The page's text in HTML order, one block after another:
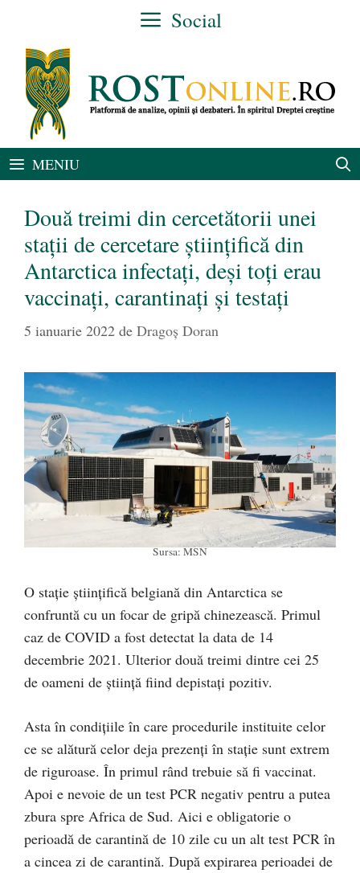
conținut
Social
MENIU
Două treimi din cercetătorii unei
stații de cercetare științifică din
Antarctica infectați, deși toți erau
vaccinați, carantinați și testați
5 ianuarie 2022 de Dragoș Doran
Sursa: MSN
O stație științifică belgiană din Antarctica se
confruntă cu un focar de gripă chinezească. Primul
caz de COVID a fost detectat la data de 14
decembrie 2021. Ulterior două treimi dintre cei 25
de oameni de știință fiind depistați pozitiv.
Asta în condițiile în care procedurile instituite celor
ce se alătură celor deja prezenți în stație sunt extrem
de riguroase. În primul rând trebuie să fi vaccinat.
Apoi e nevoie de un test PCR negativ pentru a putea
zbura spre Africa de Sud. Aici e obligatorie o
perioadă de carantină de 10 zile cu un alt test PCR în
a cincea zi de carantină. După expirarea perioadei de